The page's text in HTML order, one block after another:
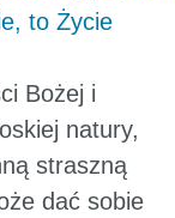
to Życie
Bożej i
natury,
straszną
dać sobie